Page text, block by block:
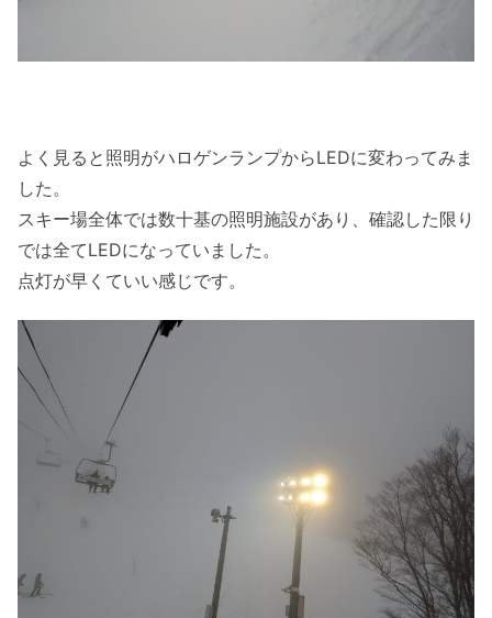
よく見ると照明がハロゲンランプからLEDに変わってみま
した。
スキー場全体では数十基の照明施設があり、確認した限り
では全てLEDになっていました。
点灯が早くていい感じです。